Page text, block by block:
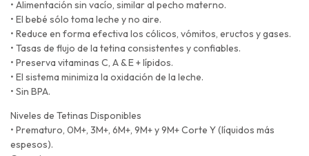
• Alimentación sin vacío, similar al pecho materno.
• El bebé sólo toma leche y no aire.
• Reduce en forma efectiva los cólicos, vómitos, eructos y gases.
• Tasas de flujo de la tetina consistentes y confiables.
• Preserva vitaminas C, A & E + lípidos.
• El sistema minimiza la oxidación de la leche.
• Sin BPA.
Niveles de Tetinas Disponibles
• Prematuro, 0M+, 3M+, 6M+, 9M+ y 9M+ Corte Y (líquidos más
espesos).